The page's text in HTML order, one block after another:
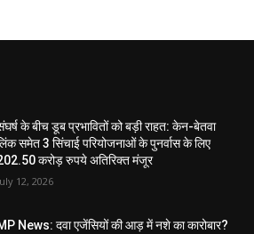
के बीच डूब प्रभावितों को बड़ी राहत: केन-बेतवा
समेत 3 सिंचाई परियोजनाओं के पुनर्वास के लिए
करोड़ रुपये अतिरिक्त मंजूर
12, 2026
News: दवा एजेंसियों की आड़ में नशे का कारोबार?